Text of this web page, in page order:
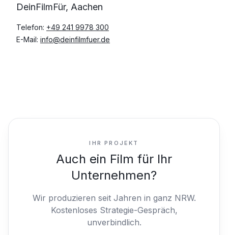
DeinFilmFür, Aachen
Telefon: +49 241 9978 300
E-Mail: info@deinfilmfuer.de
IHR PROJEKT
Auch ein Film für Ihr
Unternehmen?
Wir produzieren seit Jahren in ganz NRW.
Kostenloses Strategie-Gespräch,
unverbindlich.